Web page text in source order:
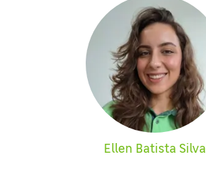
Ellen Batista Silva